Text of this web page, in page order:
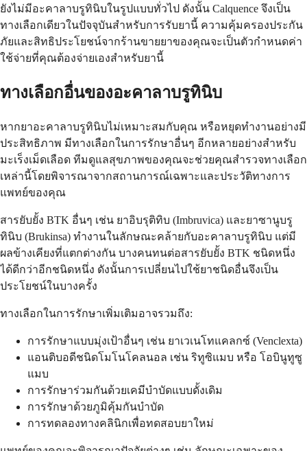
ยังไม่มีอะคาลาบรูทินิบในรูปแบบทั่วไป ดังนั้น Calquence จึงเป็น
ทางเลือกเดียวในปัจจุบันสำหรับการรับยานี้ ความคุ้มครองประกัน
ภัยและสิทธิประโยชน์จากร้านขายยาของคุณจะเป็นตัวกำหนดค่า
ใช้จ่ายที่คุณต้องจ่ายเองสำหรับยานี้
ทางเลือกอื่นของอะคาลาบรูทินิบ
หากยาอะคาลาบรูทินิบไม่เหมาะสมกับคุณ หรือหยุดทำงานอย่างมี
ประสิทธิภาพ มีทางเลือกในการรักษาอื่นๆ อีกหลายอย่างสำหรับ
มะเร็งเม็ดเลือด ทีมดูแลสุขภาพของคุณจะช่วยคุณสำรวจทางเลือก
เหล่านี้โดยพิจารณาจากสถานการณ์เฉพาะและประวัติทางการ
แพทย์ของคุณ
สารยับยั้ง BTK อื่นๆ เช่น ยาอิบรุติทิบ (Imbruvica) และยาซานูบรู
ทินิบ (Brukinsa) ทำงานในลักษณะคล้ายกับอะคาลาบรูทินิบ แต่มี
ผลข้างเคียงที่แตกต่างกัน บางคนทนต่อสารยับยั้ง BTK ชนิดหนึ่ง
ได้ดีกว่าอีกชนิดหนึ่ง ดังนั้นการเปลี่ยนไปใช้ยาชนิดอื่นจึงเป็น
ประโยชน์ในบางครั้ง
ทางเลือกในการรักษาเพิ่มเติมอาจรวมถึง:
การรักษาแบบมุ่งเป้าอื่นๆ เช่น ยาเวเนโทแคลกซ์ (Venclexta)
แอนติบอดีชนิดโมโนโคลนอล เช่น ริทูซิแมบ หรือ โอบินูทูซู
แมบ
การรักษาร่วมกันด้วยเคมีบำบัดแบบดั้งเดิม
การรักษาด้วยภูมิคุ้มกันบำบัด
การทดลองทางคลินิกเพื่อทดสอบยาใหม่